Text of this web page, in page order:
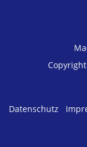
Datenschutz